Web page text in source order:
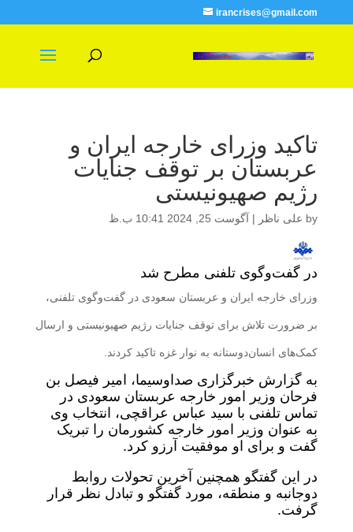
irancrises@gmail.com
تاکید وزرای خارجه ایران و
عربستان بر توقف جنایات
رژیم صهیونیستی
by علی ناظر | آگوست 25, 2024 10:41 ب.ظ
در گفت‌وگوی تلفنی مطرح شد
وزرای خارجه ایران و عربستان سعودی در گفت‌وگوی تلفنی،
بر ضرورت تلاش برای توقف جنایات رژیم صهیونیستی و ارسال
کمک‌های انسان‌دوستانه به نوار غزه تاکید کردند.
به گزارش خبرگزاری صداوسیما، امیر فیصل بن
فرحان وزیر امور خارجه عربستان سعودی در
تماس تلفنی با سید عباس عراقچی، انتخاب وی
به عنوان وزیر امور خارجه کشورمان را تبریک
گفت و برای او موفقیت آرزو کرد.
در این گفتگو همچنین آخرین تحولات روابط
دوجانبه و منطقه، مورد گفتگو و تبادل نظر قرار
گرفت.